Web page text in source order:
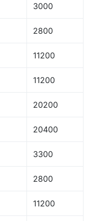
3000
2800
11200
11200
20200
20400
3300
2800
11200